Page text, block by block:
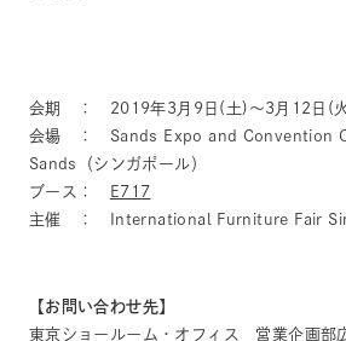
会期 ： 2019年3月9日(土)〜3月12日(
会場 ： Sands Expo and Convention
Sands（シンガポール）
ブース：
E717
主催 ： International Furniture Fair
【お問い合わせ先】
東京ショールーム・オフィス 営業企画部